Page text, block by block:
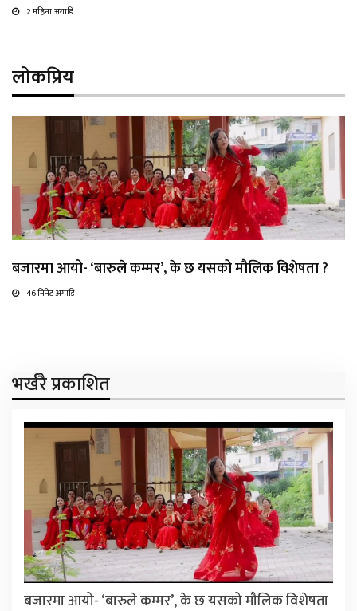
2 महिना अगाडि
लोकप्रिय
बजारमा आयो- ‘बारुले कम्मर’, के छ यसको मौलिक विशेषता ?
46 मिनेट अगाडि
भर्खरै प्रकाशित
बजारमा आयो- ‘बारुले कम्मर’, के छ यसको मौलिक विशेषता